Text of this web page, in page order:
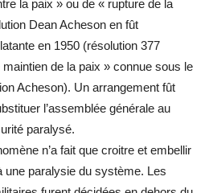
la paix » ou de « rupture de la
Dean Acheson en fût
en 1950 (résolution 377
de la paix » connue sous le
Acheson). Un arrangement fût
l’assemblée générale au
paralysé.
n’a fait que croitre et embellir
une paralysie du système. Les